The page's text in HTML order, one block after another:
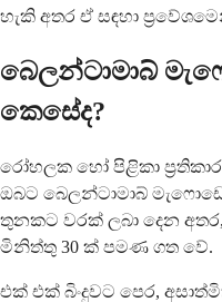
හැකි අතර ඒ සඳහා
බෙලන්ටාමාබ්
කෙසේද?
රෝහලක හෝ පිළිකා
ඔබට බෙලන්ටාමාබ්
තුනකට වරක් ලබා දෙන
මිනිත්තු 30 ක් පමණ ගත වේ.
එක් එක් බිංදුවට පෙර,